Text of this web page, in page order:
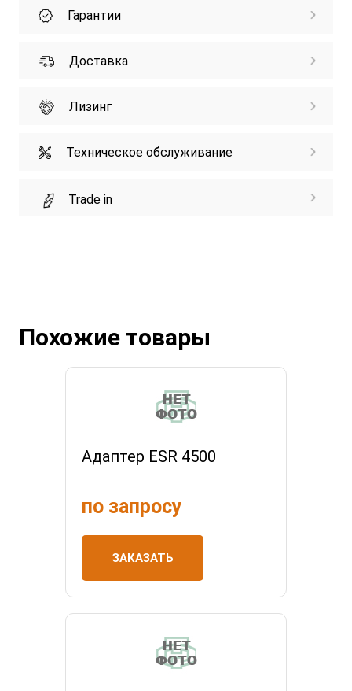
Гарантии
Доставка
Лизинг
Техническое обслуживание
Trade in
Похожие товары
Адаптер ESR 4500
по запросу
ЗАКАЗАТЬ